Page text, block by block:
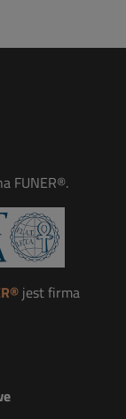
FUNER®.
jest firma